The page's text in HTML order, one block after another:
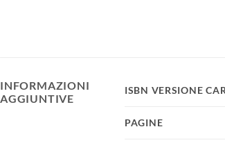
INFORMAZIONI
AGGIUNTIVE
ISBN VERSIONE
PAGINE